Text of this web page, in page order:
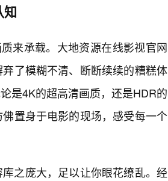
知
来承载。大地资源在线影视官网
了模糊不清、断断续续的糟糕体
是4K的超高清画质，还是HDR的
置身于电影的现场，感受每一个
之庞大，足以让你眼花缭乱。经